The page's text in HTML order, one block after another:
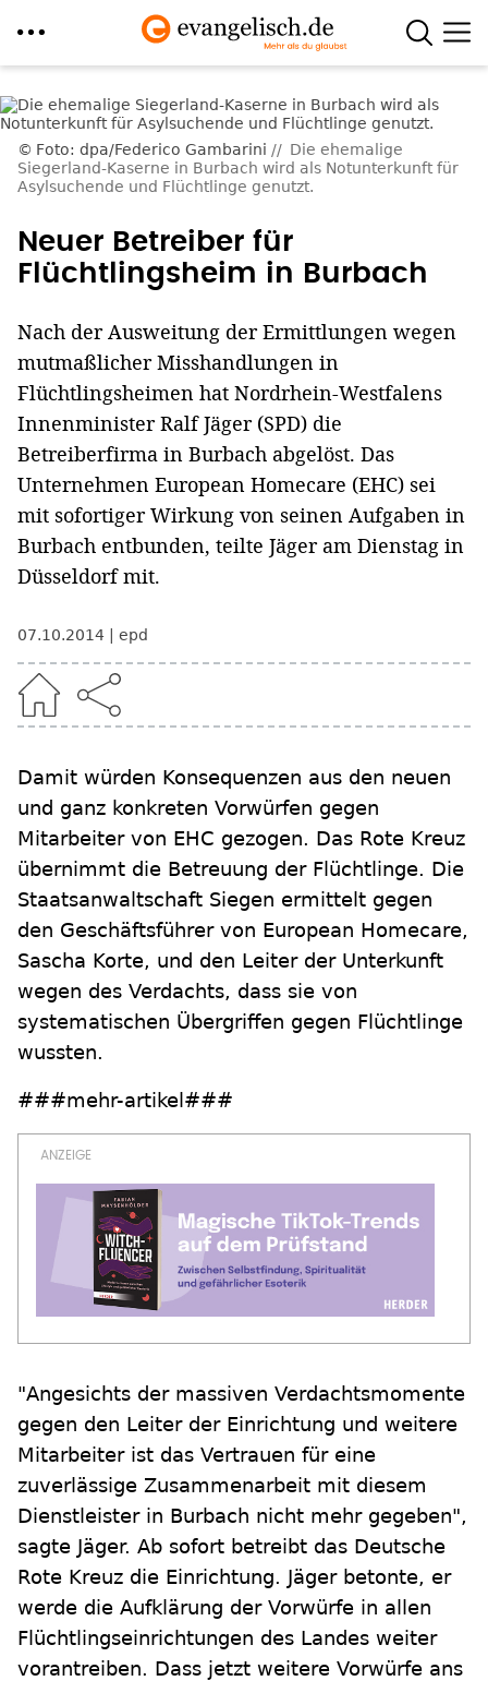
zum
InhaltFoto: dpa/Federico Gambarini
Die ehemalige
Siegerland-Kaserne in Burbach wird als Notunterkunft für
Asylsuchende und Flüchtlinge genutzt.
Neuer Betreiber für
Flüchtlingsheim in Burbach
Nach der Ausweitung der Ermittlungen wegen
mutmaßlicher Misshandlungen in
Flüchtlingsheimen hat Nordrhein-Westfalens
Innenminister Ralf Jäger (SPD) die
Betreiberfirma in Burbach abgelöst. Das
Unternehmen European Homecare (EHC) sei
mit sofortiger Wirkung von seinen Aufgaben in
Burbach entbunden, teilte Jäger am Dienstag in
Düsseldorf mit.
07.10.2014 epd
Damit würden Konsequenzen aus den neuen
und ganz konkreten Vorwürfen gegen
Mitarbeiter von EHC gezogen. Das Rote Kreuz
übernimmt die Betreuung der Flüchtlinge. Die
Staatsanwaltschaft Siegen ermittelt gegen
den Geschäftsführer von European Homecare,
Sascha Korte, und den Leiter der Unterkunft
wegen des Verdachts, dass sie von
systematischen Übergriffen gegen Flüchtlinge
wussten.
###mehr-artikel###
"Angesichts der massiven Verdachtsmomente
gegen den Leiter der Einrichtung und weitere
Mitarbeiter ist das Vertrauen für eine
zuverlässige Zusammenarbeit mit diesem
Dienstleister in Burbach nicht mehr gegeben",
sagte Jäger. Ab sofort betreibt das Deutsche
Rote Kreuz die Einrichtung. Jäger betonte, er
werde die Aufklärung der Vorwürfe in allen
Flüchtlingseinrichtungen des Landes weiter
vorantreiben. Dass jetzt weitere Vorwürfe ans